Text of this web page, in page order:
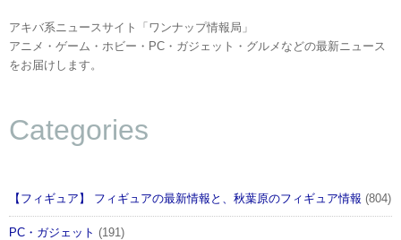
アキバ系ニュースサイト「ワンナップ情報局」
アニメ・ゲーム・ホビー・PC・ガジェット・グルメなどの最新ニュース
をお届けします。
Categories
【フィギュア】 フィギュアの最新情報と、秋葉原のフィギュア情報 (804)
PC・ガジェット (191)